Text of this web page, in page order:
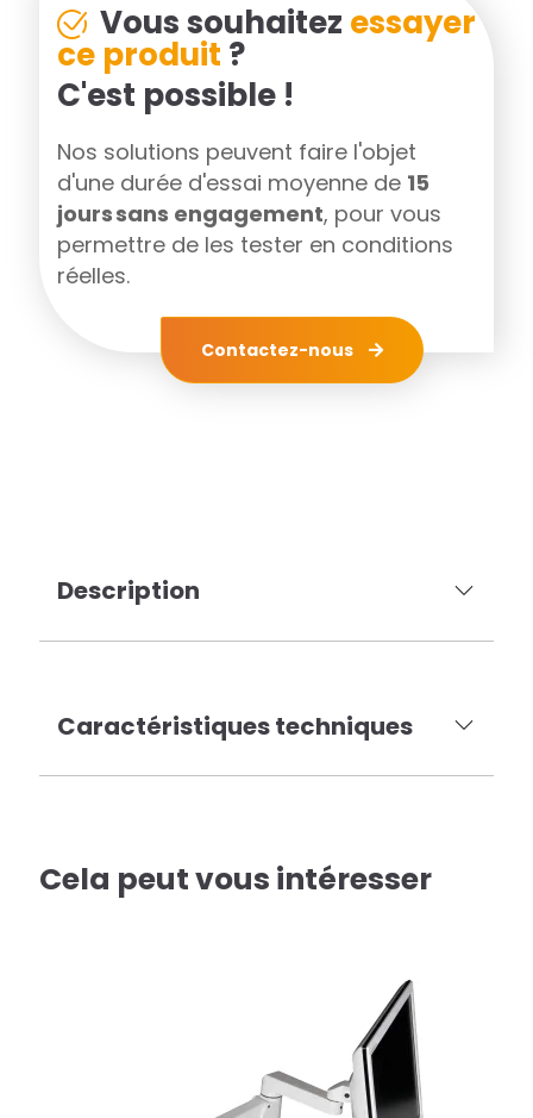
Vous souhaitez essayer
ce produit ?
C'est possible !
Nos solutions peuvent faire l'objet
d'une durée d'essai moyenne de 15
jours sans engagement, pour vous
permettre de les tester en conditions
réelles.
Contactez-nous
Description
Caractéristiques techniques
Cela peut vous intéresser